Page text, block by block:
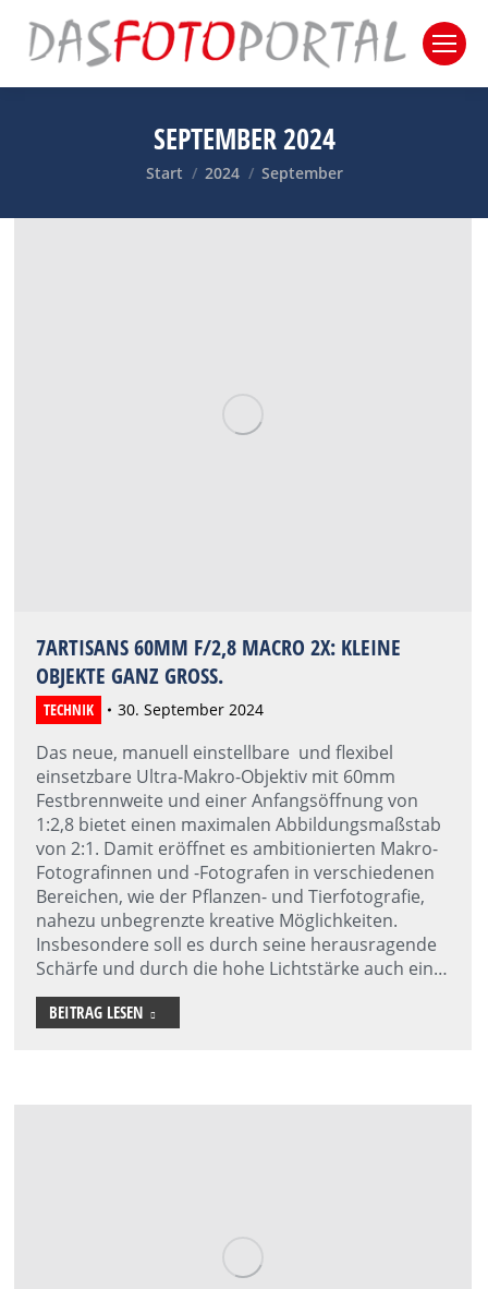
SEPTEMBER 2024
Sie befinden sich hier:
Start 2024 September
7ARTISANS 60MM F/2,8 MACRO 2X: KLEINE
OBJEKTE GANZ GROSS.
TECHNIK 30. September 2024
Das neue, manuell einstellbare und flexibel
einsetzbare Ultra-Makro-Objektiv mit 60mm
Festbrennweite und einer Anfangsöffnung von
1:2,8 bietet einen maximalen Abbildungsmaßstab
von 2:1. Damit eröffnet es ambitionierten Makro-
Fotografinnen und -Fotografen in verschiedenen
Bereichen, wie der Pflanzen- und Tierfotografie,
nahezu unbegrenzte kreative Möglichkeiten.
Insbesondere soll es durch seine herausragende
Schärfe und durch die hohe Lichtstärke auch ein…
BEITRAG LESEN